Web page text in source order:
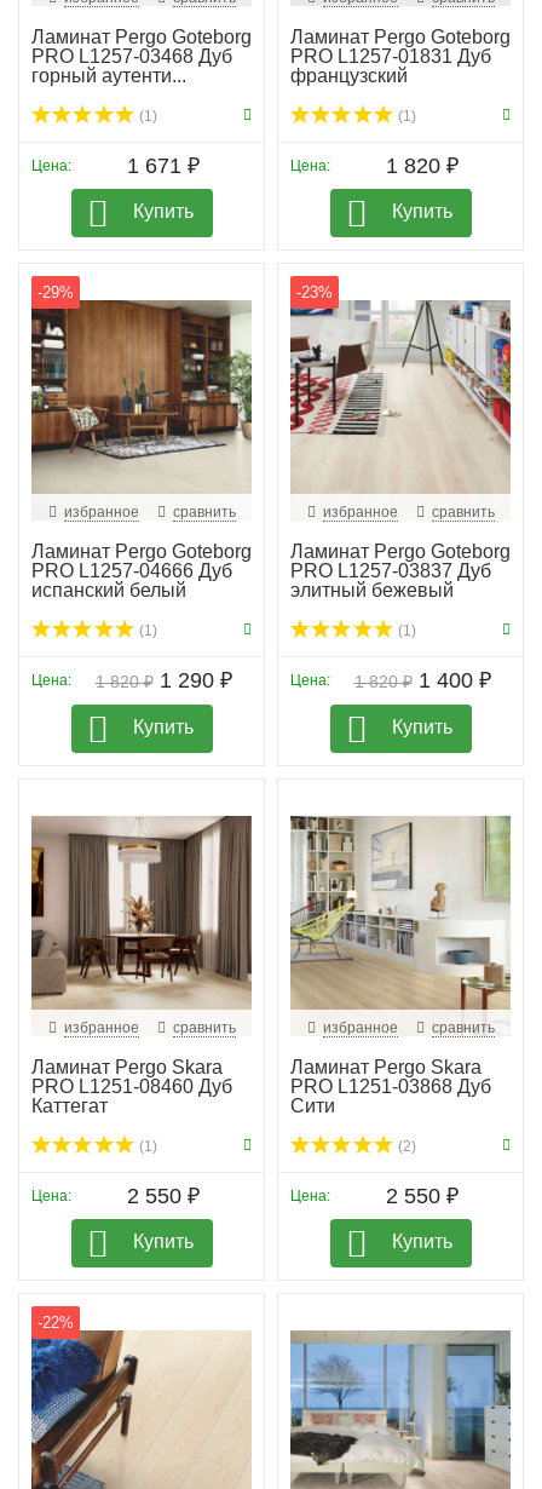
Ламинат Pergo Goteborg
PRO L1257-03468 Дуб
горный аутенти...
(1)
Цена: 1 671 ₽
Купить
Ламинат Pergo Goteborg
PRO L1257-01831 Дуб
французский
(1)
Цена: 1 820 ₽
Купить
-29%
избранное сравнить
Ламинат Pergo Goteborg
PRO L1257-04666 Дуб
испанский белый
(1)
1 820 ₽
Цена: 1 290 ₽
Купить
-23%
избранное сравнить
Ламинат Pergo Goteborg
PRO L1257-03837 Дуб
элитный бежевый
(1)
1 820 ₽
Цена: 1 400 ₽
Купить
избранное сравнить
Ламинат Pergo Skara
PRO L1251-08460 Дуб
Каттегат
(1)
Цена: 2 550 ₽
Купить
избранное сравнить
Ламинат Pergo Skara
PRO L1251-03868 Дуб
Сити
(2)
Цена: 2 550 ₽
Купить
-22%